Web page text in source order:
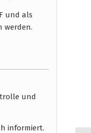
und als
werden.
und
informiert.